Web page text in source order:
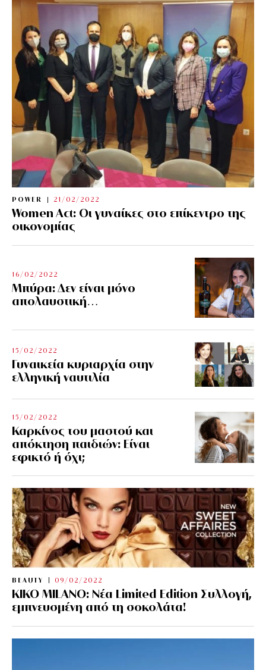
POWER 21/02/2022
Women Act: Οι γυναίκες στο επίκεντρο της
οικονομίας
16/02/2022
Μπύρα: Δεν είναι μόνο
απολαυστική…
15/02/2022
Γυναικεία κυριαρχία στην
ελληνική ναυτιλία
15/02/2022
Καρκίνος του μαστού και
απόκτηση παιδιών: Είναι
εφικτό ή όχι;
BEAUTY 09/02/2022
KIKO MILANO: Νέα Limited Edition Συλλογή,
εμπνευσμένη από τη σοκολάτα!